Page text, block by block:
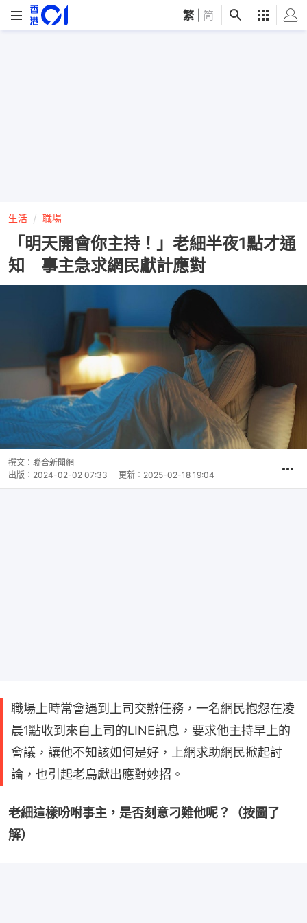
繁 简
生活 職場
「明天開會你主持！」老細半夜1點才通
知 事主急求網民獻計應對
撰文： 聯合新聞網
出版： 2024-02-02 07:33 更新： 2025-02-18 19:04
職場上時常會遇到上司交辦任務，一名網民抱怨在凌
晨1點收到來自上司的LINE訊息，要求他主持早上的
會議，讓他不知該如何是好，上網求助網民掀起討
論，也引起老鳥獻出應對妙招。
老細這樣吩咐事主，是否刻意刁難他呢？（按圖了
解）